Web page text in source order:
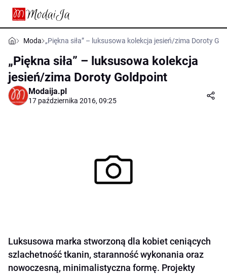
Moda „Piękna siła” – luksusowa kolekcja jesień/zima Doroty
„Piękna siła” – luksusowa kolekcja
jesień/zima Doroty Goldpoint
Modaija.pl
17 października 2016, 09:25
Luksusowa marka stworzoną dla kobiet ceniących
szlachetność tkanin, staranność wykonania oraz
nowoczesną, minimalistyczna formę. Projekty